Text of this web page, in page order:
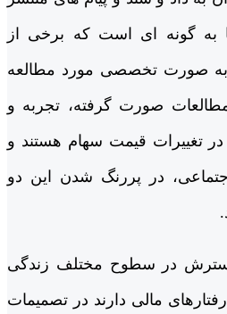
به گونه ای است که برخی از
به صورت تخصصی مورد مطالعه
صورت گرفته، تجربه و
تغییرات قیمت سهام هستند و
در پررنگ شدن این دو
در سطوح مختلف زندگی
مالی دارند در تصمیمات